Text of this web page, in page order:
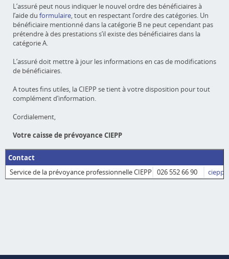
L’assuré peut nous indiquer le nouvel ordre des bénéficiaires à
l’aide du formulaire, tout en respectant l’ordre des catégories. Un
bénéficiaire mentionné dans la catégorie B ne peut cependant pas
prétendre à des prestations s’il existe des bénéficiaires dans la
catégorie A.
L’assuré doit mettre à jour les informations en cas de modifications
de bénéficiaires.
A toutes fins utiles, la CIEPP se tient à votre disposition pour tout
complément d’information.
Cordialement,
Votre caisse de prévoyance CIEPP
Contact
Service de la prévoyance professionnelle CIEPP
026 552 66 90